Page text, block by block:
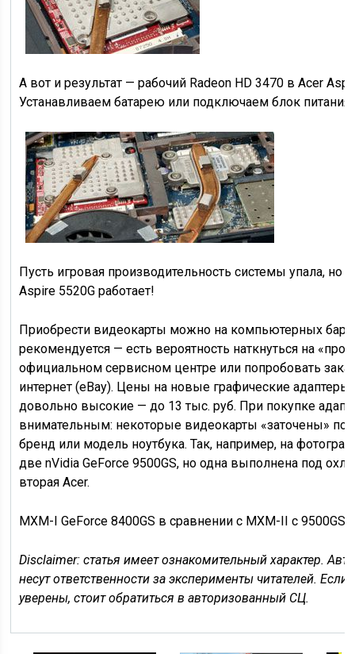
А вот и результат — рабочий Radeon HD 3470 в Acer
Устанавливаем батарею или подключаем блок
Пусть игровая производительность системы упала, но
Aspire 5520G работает!
Приобрести видеокарты можно на компьютерных
рекомендуется — есть вероятность наткнуться на
официальном сервисном центре или попробовать
интернет (eBay). Цены на новые графические адаптеры
довольно высокие — до 13 тыс. руб. При покупке
внимательным: некоторые видеокарты «заточены»
бренд или модель ноутбука. Так, например, на
две nVidia GeForce 9500GS, но одна выполнена под
вторая Acer.
MXM-I GeForce 8400GS в сравнении с MXM-II с 9500GS.
Disclaimer: статья имеет ознакомительный характер.
несут ответственности за эксперименты читателей.
уверены, стоит обратиться в авторизованный СЦ.